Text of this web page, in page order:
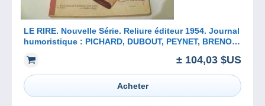
LE RIRE. Nouvelle Série. Reliure éditeur 1954. Journal
humoristique : PICHARD, DUBOUT, PEYNET, BRENOT,
± 104,03 $US
Acheter